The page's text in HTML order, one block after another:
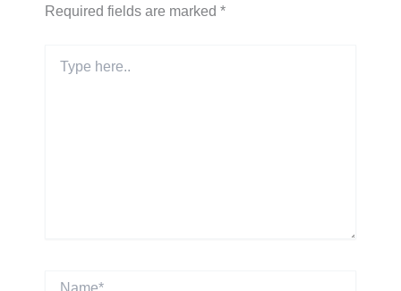
Required fields are marked *
here..